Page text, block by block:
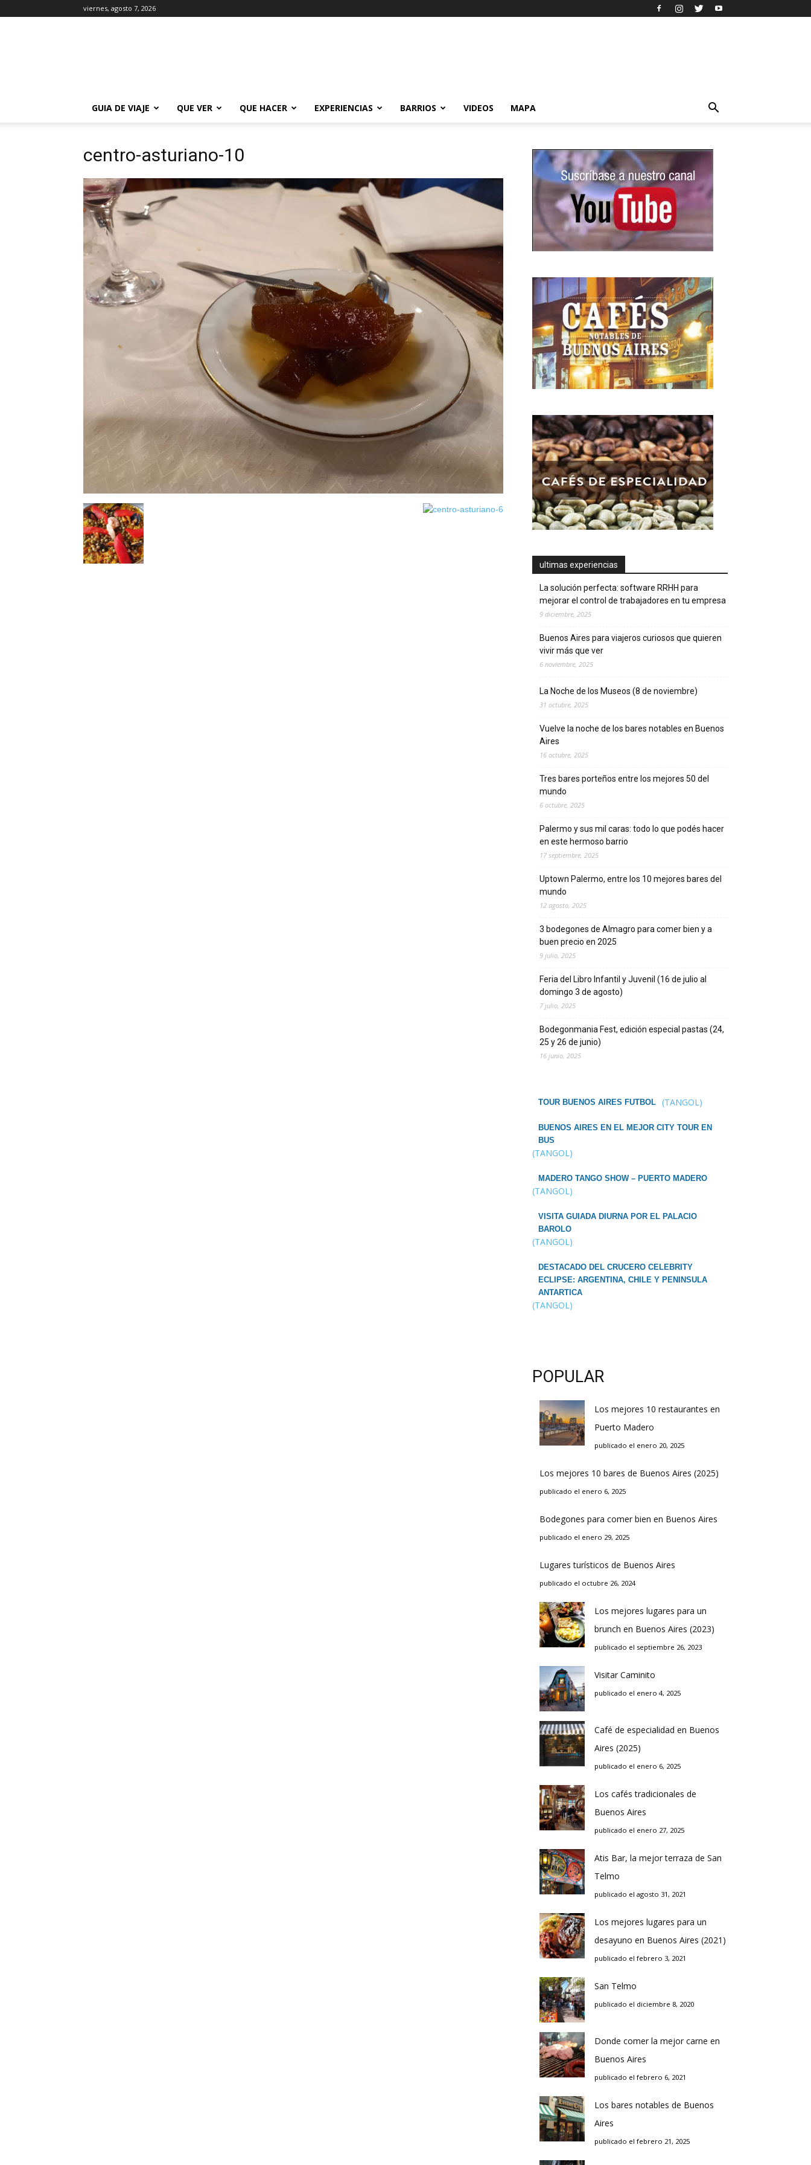
viernes, agosto 7, 2026
GUIA DE VIAJE
QUE VER QUE HACER EXPERIENCIAS BARRIOS VIDEOS MAPA
centro-asturiano-10
ultimas experiencias
La solución perfecta: software RRHH para
mejorar el control de trabajadores en tu empresa
9 diciembre, 2025
Buenos Aires para viajeros curiosos que quieren
vivir más que ver
6 noviembre, 2025
La Noche de los Museos (8 de noviembre)
31 octubre, 2025
Vuelve la noche de los bares notables en Buenos
Aires
16 octubre, 2025
Tres bares porteños entre los mejores 50 del
mundo
6 octubre, 2025
Palermo y sus mil caras: todo lo que podés hacer
en este hermoso barrio
17 septiembre, 2025
Uptown Palermo, entre los 10 mejores bares del
mundo
12 agosto, 2025
3 bodegones de Almagro para comer bien y a
buen precio en 2025
9 julio, 2025
Feria del Libro Infantil y Juvenil (16 de julio al
domingo 3 de agosto)
7 julio, 2025
Bodegonmania Fest, edición especial pastas (24,
25 y 26 de junio)
16 junio, 2025
TOUR BUENOS AIRES FUTBOL (TANGOL)
BUENOS AIRES EN EL MEJOR CITY TOUR EN
BUS
(TANGOL)
MADERO TANGO SHOW – PUERTO MADERO
(TANGOL)
VISITA GUIADA DIURNA POR EL PALACIO
BAROLO
(TANGOL)
DESTACADO DEL CRUCERO CELEBRITY
ECLIPSE: ARGENTINA, CHILE Y PENINSULA
ANTARTICA
(TANGOL)
POPULAR
Los mejores 10 restaurantes en
Puerto Madero
publicado el enero 20, 2025
Los mejores 10 bares de Buenos Aires (2025)
publicado el enero 6, 2025
Bodegones para comer bien en Buenos Aires
publicado el enero 29, 2025
Lugares turísticos de Buenos Aires
publicado el octubre 26, 2024
Los mejores lugares para un
brunch en Buenos Aires (2023)
publicado el septiembre 26, 2023
Visitar Caminito
publicado el enero 4, 2025
Café de especialidad en Buenos
Aires (2025)
publicado el enero 6, 2025
Los cafés tradicionales de
Buenos Aires
publicado el enero 27, 2025
Atis Bar, la mejor terraza de San
Telmo
publicado el agosto 31, 2021
Los mejores lugares para un
desayuno en Buenos Aires (2021)
publicado el febrero 3, 2021
San Telmo
publicado el diciembre 8, 2020
Donde comer la mejor carne en
Buenos Aires
publicado el febrero 6, 2021
Los bares notables de Buenos
Aires
publicado el febrero 21, 2025